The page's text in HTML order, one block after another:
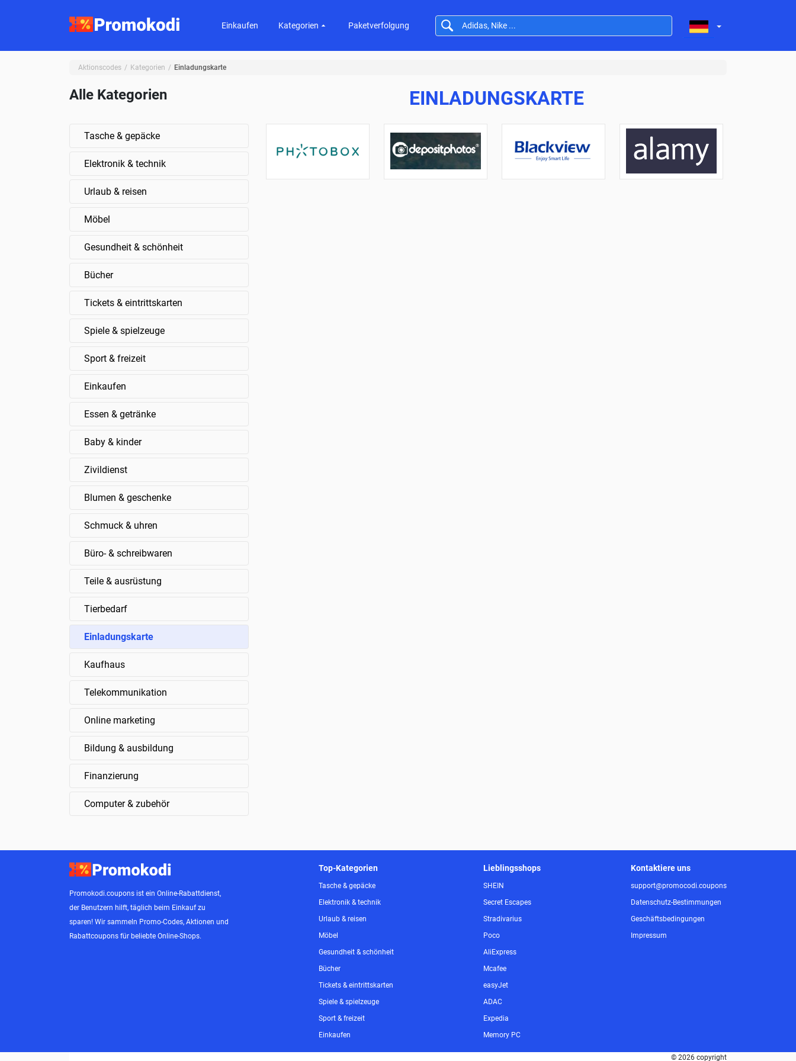
Einkaufen Kategorien Paketverfolgung
Aktionscodes Kategorien Einladungskarte
Alle Kategorien
Tasche & gepäcke
Elektronik & technik
Urlaub & reisen
Möbel
Gesundheit & schönheit
Bücher
Tickets & eintrittskarten
Spiele & spielzeuge
Sport & freizeit
Einkaufen
Essen & getränke
Baby & kinder
Zivildienst
Blumen & geschenke
Schmuck & uhren
Büro- & schreibwaren
Teile & ausrüstung
Tierbedarf
Einladungskarte
Kaufhaus
Telekommunikation
Online marketing
Bildung & ausbildung
Finanzierung
Computer & zubehör
EINLADUNGSKARTE
Promokodi.coupons ist ein Online-Rabattdienst,
der Benutzern hilft, täglich beim Einkauf zu
sparen! Wir sammeln Promo-Codes, Aktionen und
Rabattcoupons für beliebte Online-Shops.
Top-Kategorien
Tasche & gepäcke
Elektronik & technik
Urlaub & reisen
Möbel
Gesundheit & schönheit
Bücher
Tickets & eintrittskarten
Spiele & spielzeuge
Sport & freizeit
Einkaufen
Lieblingsshops
SHEIN
Secret Escapes
Stradivarius
Poco
AliExpress
Mcafee
easyJet
ADAC
Expedia
Memory PC
Kontaktiere uns
support@promocodi.coupons
Datenschutz-Bestimmungen
Geschäftsbedingungen
Impressum
© 2026 copyright